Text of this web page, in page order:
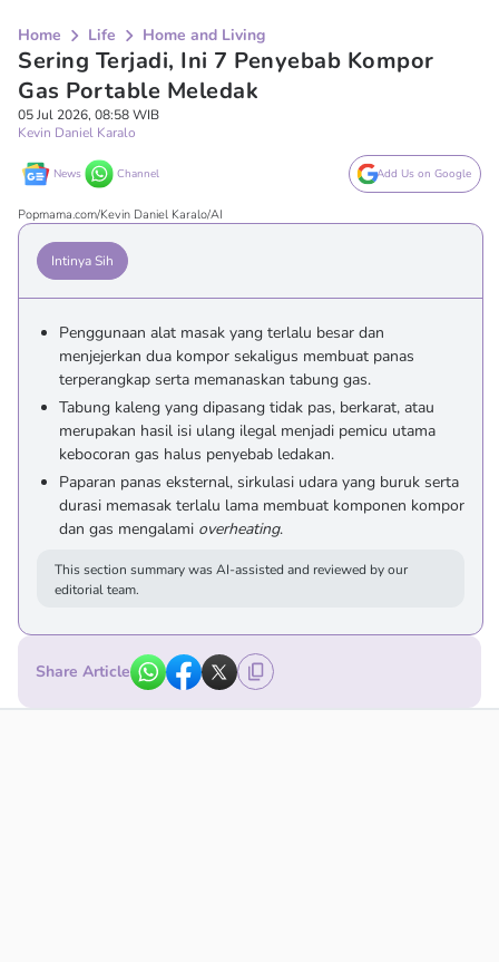
Home Life Home and Living
Sering Terjadi, Ini 7 Penyebab Kompor
Gas Portable Meledak
05 Jul 2026, 08:58 WIB
Kevin Daniel Karalo
News Channel Add Us on Google
Popmama.com/Kevin Daniel Karalo/AI
Intinya Sih
Penggunaan alat masak yang terlalu besar dan
menjejerkan dua kompor sekaligus membuat panas
terperangkap serta memanaskan tabung gas.
Tabung kaleng yang dipasang tidak pas, berkarat, atau
merupakan hasil isi ulang ilegal menjadi pemicu utama
kebocoran gas halus penyebab ledakan.
Paparan panas eksternal, sirkulasi udara yang buruk serta
durasi memasak terlalu lama membuat komponen kompor
dan gas mengalami overheating.
This section summary was AI-assisted and reviewed by our
editorial team.
Share Article